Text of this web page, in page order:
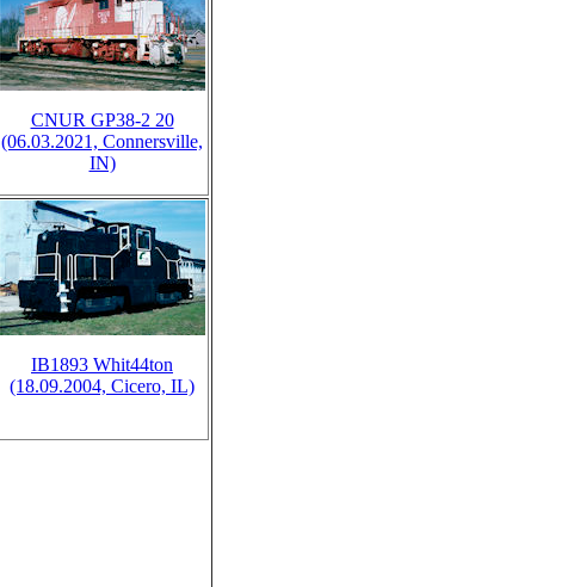
CNUR GP38-2 20
(06.03.2021, Connersville,
IN)
IB1893 Whit44ton
(18.09.2004, Cicero, IL)